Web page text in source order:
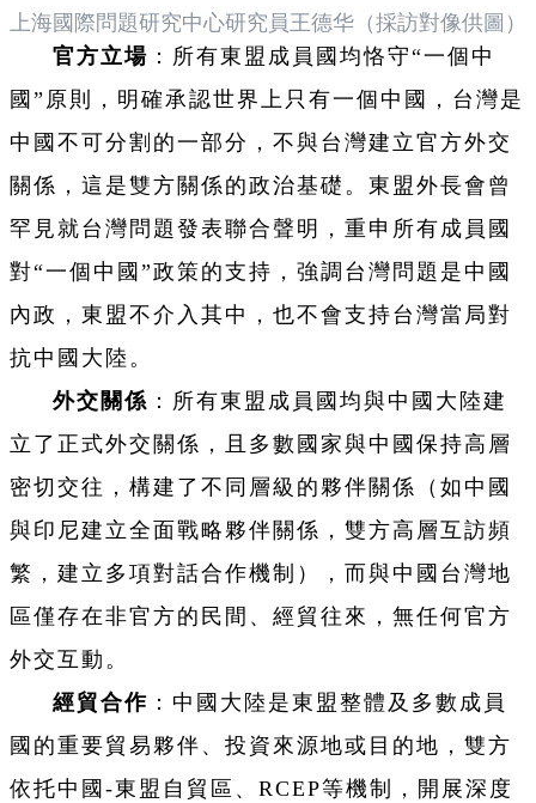
上海國際問題研究中心研究員王德华（採訪對像供圖）
官方立場 ：所有東盟成員國均恪守“一個中
國”原則，明確承認世界上只有一個中國，台灣是
中國不可分割的一部分，不與台灣建立官方外交
關係，這是雙方關係的政治基礎。東盟外長會曾
罕見就台灣問題發表聯合聲明，重申所有成員國
對“一個中國”政策的支持，強調台灣問題是中國
內政，東盟不介入其中，也不會支持台灣當局對
抗中國大陸。
外交關係 ：所有東盟成員國均與中國大陸建
立了正式外交關係，且多數國家與中國保持高層
密切交往，構建了不同層級的夥伴關係（如中國
與印尼建立全面戰略夥伴關係，雙方高層互訪頻
繁，建立多項對話合作機制），而與中國台灣地
區僅存在非官方的民間、經貿往來，無任何官方
外交互動。
經貿合作 ：中國大陸是東盟整體及多數成員
國的重要貿易夥伴、投資來源地或目的地，雙方
依托中國-東盟自貿區、RCEP等機制，開展深度